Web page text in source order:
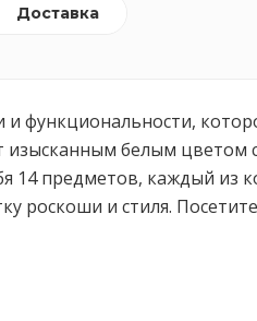
Доставка
функциональности,
изысканным белым цветом
14 предметов, каждый из
роскоши и стиля.